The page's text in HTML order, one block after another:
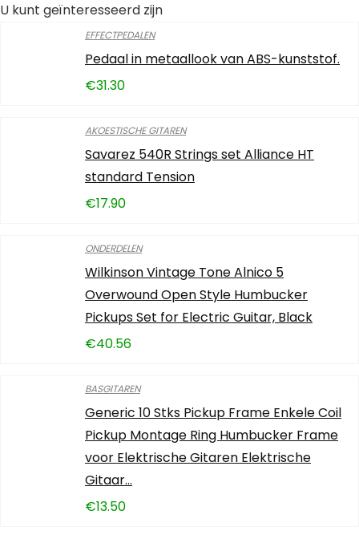
U kunt geïnteresseerd zijn
EFFECTPEDALEN
Pedaal in metaallook van ABS-kunststof.
€31.30
AKOESTISCHE GITAREN
Savarez 540R Strings set Alliance HT
standard Tension
€17.90
ONDERDELEN
Wilkinson Vintage Tone Alnico 5
Overwound Open Style Humbucker
Pickups Set for Electric Guitar, Black
€40.56
BASGITAREN
Generic 10 Stks Pickup Frame Enkele Coil
Pickup Montage Ring Humbucker Frame
voor Elektrische Gitaren Elektrische
Gitaar…
€13.50